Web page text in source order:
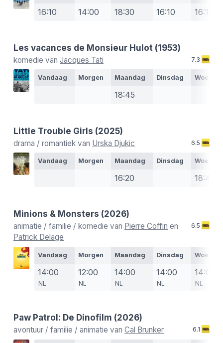
16:10 14:00 18:30 16:10 16:10
Les vacances de Monsieur Hulot (1953)
komedie van Jacques Tati 7.3
Vandaag Morgen Maandag Dinsdag
18:45
Little Trouble Girls (2025)
drama / romantiek van Urska Djukic 6.5
Vandaag Morgen Maandag Dinsdag
16:20 18:45
Minions & Monsters (2026)
animatie / familie / komedie van Pierre Coffin en
Patrick Delage
6.5
Vandaag Morgen Maandag Dinsdag
14:00
NL
12:00
NL
14:00
NL
14:00
NL
14:00
NL
Paw Patrol: De Dinofilm (2026)
avontuur / familie / animatie van Cal Brunker 6.1